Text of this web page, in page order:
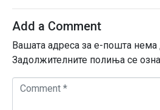
Add a Comment
Вашата адреса за е-пошта нема
Задолжителните полиња се